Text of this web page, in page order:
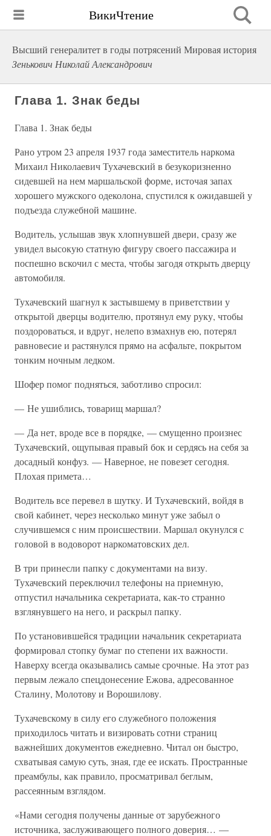
ВикиЧтение
Высший генералитет в годы потрясений Мировая история
Зенькович Николай Александрович
Глава 1. Знак беды
Глава 1. Знак беды
Рано утром 23 апреля 1937 года заместитель наркома
Михаил Николаевич Тухачевский в безукоризненно
сидевшей на нем маршальской форме, источая запах
хорошего мужского одеколона, спустился к ожидавшей у
подъезда служебной машине.
Водитель, услышав звук хлопнувшей двери, сразу же
увидел высокую статную фигуру своего пассажира и
поспешно вскочил с места, чтобы загодя открыть дверцу
автомобиля.
Тухачевский шагнул к застывшему в приветствии у
открытой дверцы водителю, протянул ему руку, чтобы
поздороваться, и вдруг, нелепо взмахнув ею, потерял
равновесие и растянулся прямо на асфальте, покрытом
тонким ночным ледком.
Шофер помог подняться, заботливо спросил:
— Не ушиблись, товарищ маршал?
— Да нет, вроде все в порядке, — смущенно произнес
Тухачевский, ощупывая правый бок и сердясь на себя за
досадный конфуз. — Наверное, не повезет сегодня.
Плохая примета…
Водитель все перевел в шутку. И Тухачевский, войдя в
свой кабинет, через несколько минут уже забыл о
случившемся с ним происшествии. Маршал окунулся с
головой в водоворот наркоматовских дел.
В три принесли папку с документами на визу.
Тухачевский переключил телефоны на приемную,
отпустил начальника секретариата, как-то странно
взглянувшего на него, и раскрыл папку.
По установившейся традиции начальник секретариата
формировал стопку бумаг по степени их важности.
Наверху всегда оказывались самые срочные. На этот раз
первым лежало спецдонесение Ежова, адресованное
Сталину, Молотову и Ворошилову.
Тухачевскому в силу его служебного положения
приходилось читать и визировать сотни страниц
важнейших документов ежедневно. Читал он быстро,
схватывая самую суть, зная, где ее искать. Пространные
преамбулы, как правило, просматривал беглым,
рассеянным взглядом.
«Нами сегодня получены данные от зарубежного
источника, заслуживающего полного доверия… —